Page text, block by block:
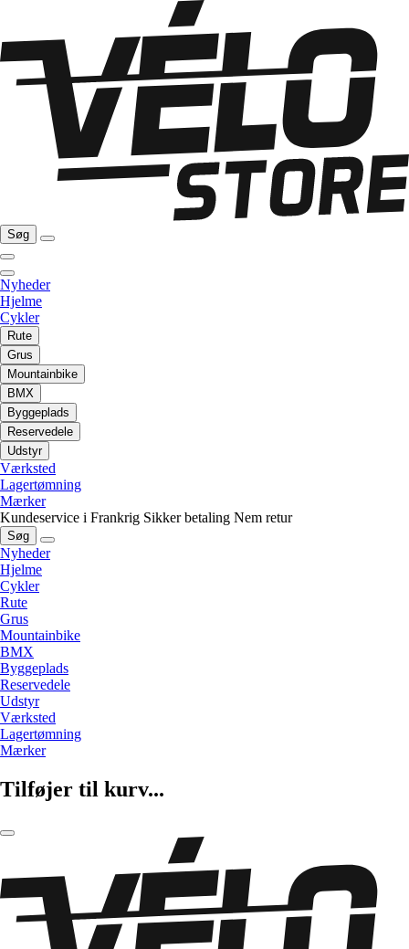
Søg
Nyheder
Hjelme
Cykler
Rute
Grus
Mountainbike
BMX
Byggeplads
Reservedele
Udstyr
Værksted
Lagertømning
Mærker
Kundeservice i Frankrig Sikker betaling Nem retur
Søg
Nyheder
Hjelme
Cykler
Rute
Grus
Mountainbike
BMX
Byggeplads
Reservedele
Udstyr
Værksted
Lagertømning
Mærker
Tilføjer til kurv...